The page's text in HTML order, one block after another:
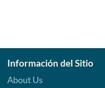
Información del Sitio
About Us